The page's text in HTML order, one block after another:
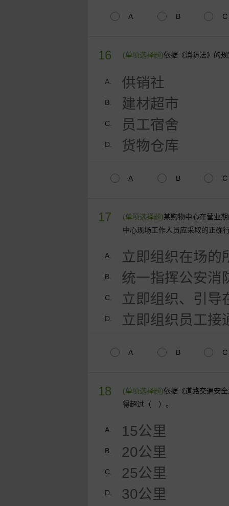
A B C
16 (单项选择题)依据《消防法》的
A. 供销社
B. 建材超市
C. 员工宿舍
D. 货物仓库
A B C
17 (单项选择题)某购物中心在营业
中心现场工作人员应采取的正确
A. 立即组织在场的
B. 统一指挥公安消
C. 立即组织、引导
D. 立即组织员工接
A B C
18 (单项选择题)依据《道路交通安
得超过（ ）。
A. 15公里
B. 20公里
C. 25公里
D. 30公里